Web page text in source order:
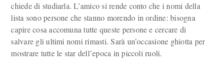
chiede di studiarla. L’amico si rende conto che i nomi della
lista sono persone che stanno morendo in ordine: bisogna
capire cosa accomuna tutte queste persone e cercare di
salvare gli ultimi nomi rimasti. Sarà un’occasione ghiotta per
mostrare tutte le star dell’epoca in piccoli ruoli.